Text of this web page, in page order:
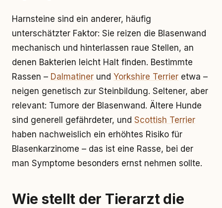
Harnsteine sind ein anderer, häufig
unterschätzter Faktor: Sie reizen die Blasenwand
mechanisch und hinterlassen raue Stellen, an
denen Bakterien leicht Halt finden. Bestimmte
Rassen – Dalmatiner und Yorkshire Terrier etwa –
neigen genetisch zur Steinbildung. Seltener, aber
relevant: Tumore der Blasenwand. Ältere Hunde
sind generell gefährdeter, und Scottish Terrier
haben nachweislich ein erhöhtes Risiko für
Blasenkarzinome – das ist eine Rasse, bei der
man Symptome besonders ernst nehmen sollte.
Wie stellt der Tierarzt die